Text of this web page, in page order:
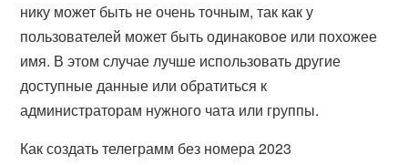
нику может быть не очень точным, так как у
пользователей может быть одинаковое или похожее
имя. В этом случае лучше использовать другие
доступные данные или обратиться к
администраторам нужного чата или группы.
Как создать телеграмм без номера 2023